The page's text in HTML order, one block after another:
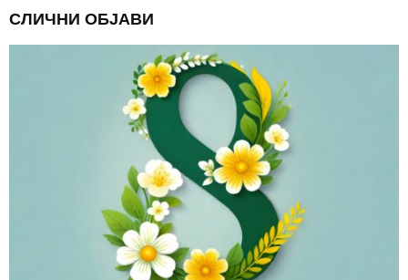
СЛИЧНИ ОБЈАВИ